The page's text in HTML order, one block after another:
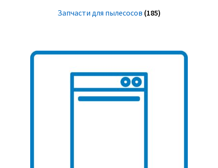
Запчасти для пылесосов (185)